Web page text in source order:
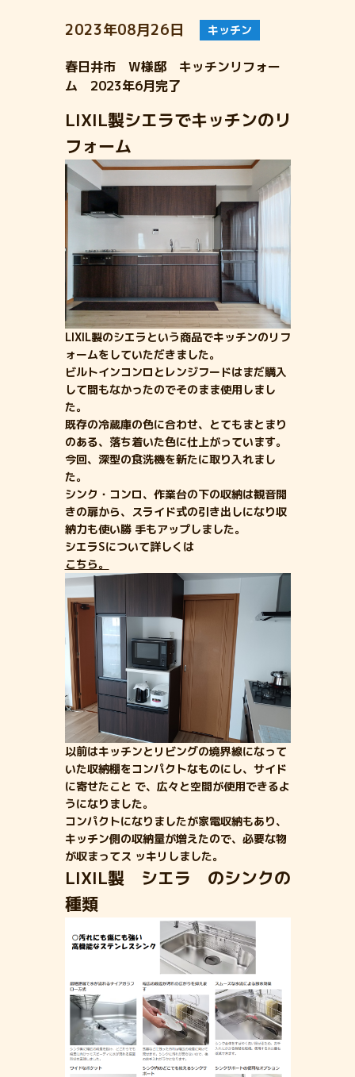
2023年08月26日 キッチン
春日井市 W様邸 キッチンリフォー
ム 2023年6月完了
LIXIL製シエラでキッチンのリ
フォーム
LIXIL製のシエラという商品でキッチンのリフ
ォームをしていただきました。
ビルトインコンロとレンジフードはまだ購入
して間もなかったのでそのまま使用しまし
た。
既存の冷蔵庫の色に合わせ、とてもまとまり
のある、落ち着いた色に仕上がっています。
今回、深型の食洗機を新たに取り入れまし
た。
シンク・コンロ、作業台の下の収納は観音開
きの扉から、スライド式の引き出しになり収
納力も使い勝 手もアップしました。
シエラSについて詳しくは
こちら。
以前はキッチンとリビングの境界線になって
いた収納棚をコンパクトなものにし、サイド
に寄せたこと で、広々と空間が使用できるよ
うになりました。
コンパクトになりましたが家電収納もあり、
キッチン側の収納量が増えたので、必要な物
が収まってス ッキリしました。
LIXIL製 シエラ のシンクの
種類